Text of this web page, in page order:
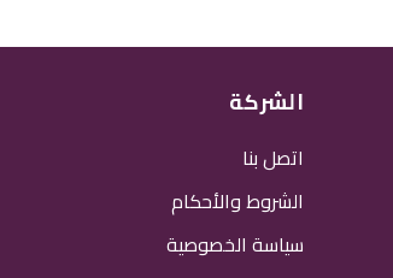
الشركة
اتصل بنا
الشروط والأحكام
سياسة الخصوصية